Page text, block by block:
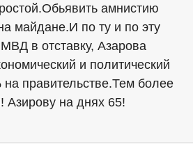
амнистию
майдане.И по ту и по эту
в отставку, Азарова
и политический
правительстве.Тем более
Азирову на днях 65!